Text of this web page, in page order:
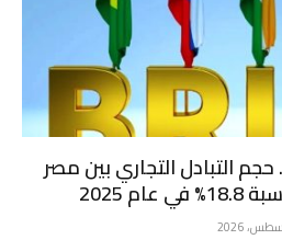
دولار .. حجم التبادل التجاري بين مصر
2025